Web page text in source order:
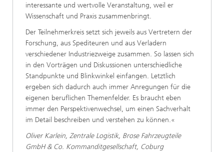
interessante und wertvolle Veranstaltung, weil er
Wissenschaft und Praxis zusammenbringt.
Der Teilnehmerkreis setzt sich jeweils aus Vertretern der
Forschung, aus Spediteuren und aus Verladern
verschiedener Industriezweige zusammen. So lassen sich
in den Vorträgen und Diskussionen unterschiedliche
Standpunkte und Blinkwinkel einfangen. Letztlich
ergeben sich dadurch auch immer Anregungen für die
eigenen beruflichen Themenfelder. Es braucht eben
immer den Perspektivenwechsel, um einen Sachverhalt
im Detail beschreiben und verstehen zu können.«
Oliver Karlein, Zentrale Logistik, Brose Fahrzeugteile
GmbH & Co. Kommanditgesellschaft, Coburg